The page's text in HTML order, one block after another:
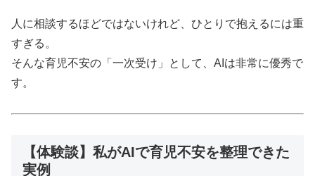
人に相談するほどではないけれど、ひとりで抱えるには重
すぎる。
そんな育児不安の「一次受け」として、AIは非常に優秀で
す。
【体験談】私がAIで育児不安を整理できた
実例